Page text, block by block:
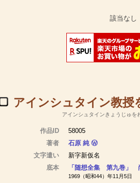
アインシュタイン教授
アインシュタインきょうじゅを
作品ID
58005
著者
石原 純 Ⓦ
文字遣い
新字新仮名
底本
「随想全集 第九巻」
1969（昭和44）年11月5日